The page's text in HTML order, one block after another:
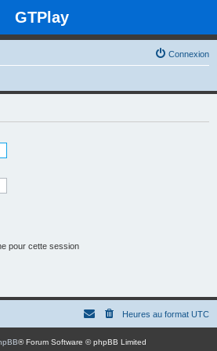
GTPlay
Connexion
pour cette session
Heures au format UTC
® Forum Software © phpBB Limited